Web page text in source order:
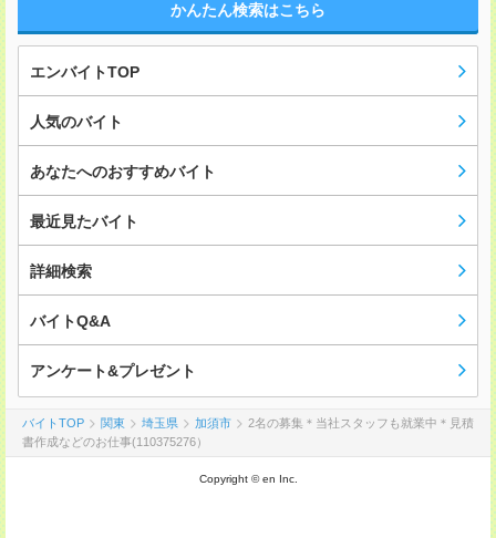
かんたん検索はこちら
エンバイトTOP
人気のバイト
あなたへのおすすめバイト
最近見たバイト
詳細検索
バイトQ&A
アンケート&プレゼント
バイトTOP 関東 埼玉県 加須市
2名の募集＊当社スタッフも就業中＊見積
書作成などのお仕事(110375276）
Copyright © en Inc.